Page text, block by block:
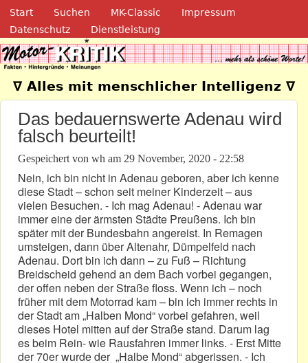
Direkt zum Inhalt
Navigation
Start Suchen MK-Classic
Impressum
Datenschutz
Dienstleistung
Motor-Kritik.de
∇ Alles mit menschlicher Intelligenz ∇
Das bedauernswerte Adenau wird
falsch beurteilt!
Gespeichert von wh am 29 November, 2020 - 22:58
Nein, ich bin nicht in Adenau geboren, aber ich kenne
diese Stadt – schon seit meiner Kinderzeit – aus
vielen Besuchen. - Ich mag Adenau! - Adenau war
immer eine der ärmsten Städte Preußens. Ich bin
später mit der Bundesbahn angereist. In Remagen
umsteigen, dann über Altenahr, Dümpelfeld nach
Adenau. Dort bin ich dann – zu Fuß – Richtung
Breidscheid gehend an dem Bach vorbei gegangen,
der offen neben der Straße floss. Wenn ich – noch
früher mit dem Motorrad kam – bin ich immer rechts in
der Stadt am „Halben Mond“ vorbei gefahren, weil
dieses Hotel mitten auf der Straße stand. Darum lag
es beim Rein- wie Rausfahren immer links. - Erst Mitte
der 70er wurde der „Halbe Mond“ abgerissen. - Ich